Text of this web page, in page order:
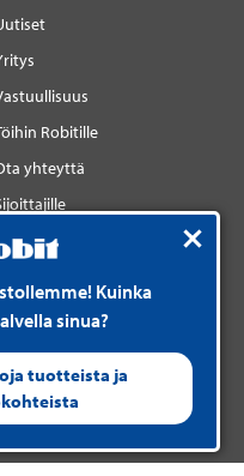
Kuinka
sinua?
tuotteista ja
Robitille
yhteyttä
media